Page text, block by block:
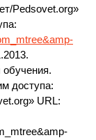
Pedsovet.org»
доступа:
URL: